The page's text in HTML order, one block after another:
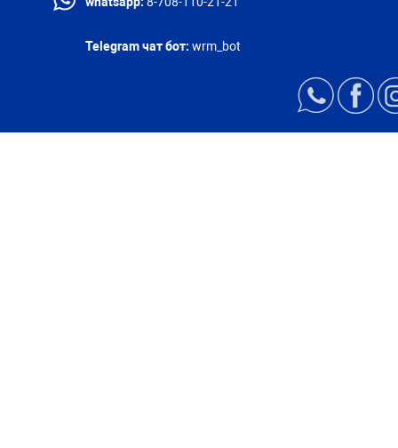
Telegram чат бот: wrm_bot